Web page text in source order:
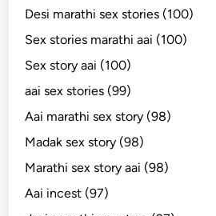
Desi marathi sex stories (100)
Sex stories marathi aai (100)
Sex story aai (100)
aai sex stories (99)
Aai marathi sex story (98)
Madak sex story (98)
Marathi sex story aai (98)
Aai incest (97)